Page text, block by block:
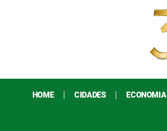
HOME CIDADES ECONOMIA